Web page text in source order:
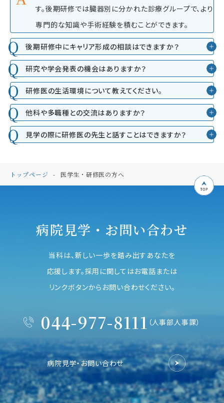
す。後期研修では臓器別に分かれた診療グループで、より
専門的な知識や手術経験を積むことができます。
後期研修中にキャリア形成の相談はできますか？
研究や学会発表の機会はありますか？
研修医の生活環境について教えてください。
他科や多職種との交流はありますか？
見学の際に研修医の先生と話すことはできますか？
トップページ 医学生・研修医の方へ
病院見学・お問い合わせ
当科は、新しい一歩を踏み出すあなたを
応援します。採用に関してはお電話または
リンクボタンからお問い合わせください。
044-977-8111 （人事部人事課）
病院見学・お問い合わせ